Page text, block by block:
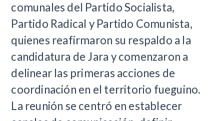
comunales del Partido Socialista,
Partido Radical y Partido Comunista,
quienes reafirmaron su respaldo a la
candidatura de Jara y comenzaron a
delinear las primeras acciones de
coordinación en el territorio fueguino.
La reunión se centró en establecer